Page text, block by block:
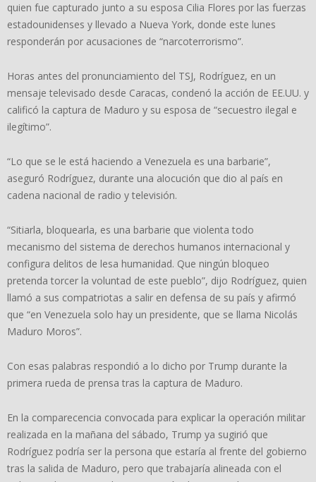
quien fue capturado junto a su esposa Cilia Flores por las fuerzas
estadounidenses y llevado a Nueva York, donde este lunes
responderán por acusaciones de “narcoterrorismo”.
Horas antes del pronunciamiento del TSJ, Rodríguez, en un
mensaje televisado desde Caracas, condenó la acción de EE.UU. y
calificó la captura de Maduro y su esposa de “secuestro ilegal e
ilegítimo”.
“Lo que se le está haciendo a Venezuela es una barbarie”,
aseguró Rodríguez, durante una alocución que dio al país en
cadena nacional de radio y televisión.
“Sitiarla, bloquearla, es una barbarie que violenta todo
mecanismo del sistema de derechos humanos internacional y
configura delitos de lesa humanidad. Que ningún bloqueo
pretenda torcer la voluntad de este pueblo”, dijo Rodríguez, quien
llamó a sus compatriotas a salir en defensa de su país y afirmó
que “en Venezuela solo hay un presidente, que se llama Nicolás
Maduro Moros”.
Con esas palabras respondió a lo dicho por Trump durante la
primera rueda de prensa tras la captura de Maduro.
En la comparecencia convocada para explicar la operación militar
realizada en la mañana del sábado, Trump ya sugirió que
Rodríguez podría ser la persona que estaría al frente del gobierno
tras la salida de Maduro, pero que trabajaría alineada con el